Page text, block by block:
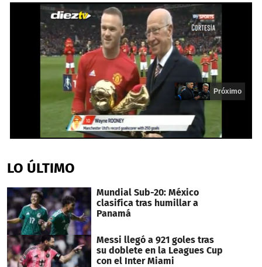
of
13
Próximo
LO ÚLTIMO
Mundial Sub-20: México
clasifica tras humillar a
Panamá
Messi llegó a 921 goles tras
su doblete en la Leagues Cup
con el Inter Miami